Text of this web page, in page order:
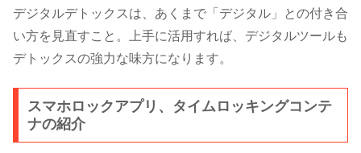
デジタルデトックスは、あくまで「デジタル」との付き合
い方を見直すこと。上手に活用すれば、デジタルツールも
デトックスの強力な味方になります。
スマホロックアプリ、タイムロッキングコンテ
ナの紹介